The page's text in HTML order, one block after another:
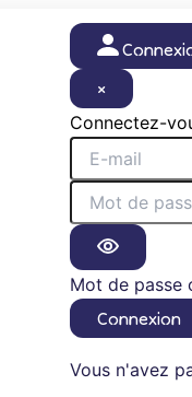
×
Connectez-
Mot de passe
Connexion
Vous n'avez